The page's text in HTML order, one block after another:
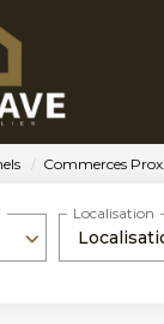
Commerces Prox.
Localisation